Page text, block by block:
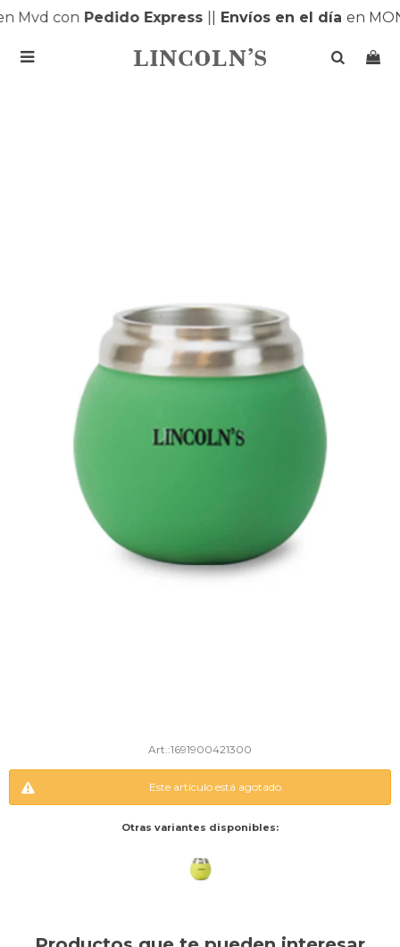
Mvd conPedido Express| Envíos en el díaen

1691900421300
Este artículo está agotado.
Otras variantes disponibles: